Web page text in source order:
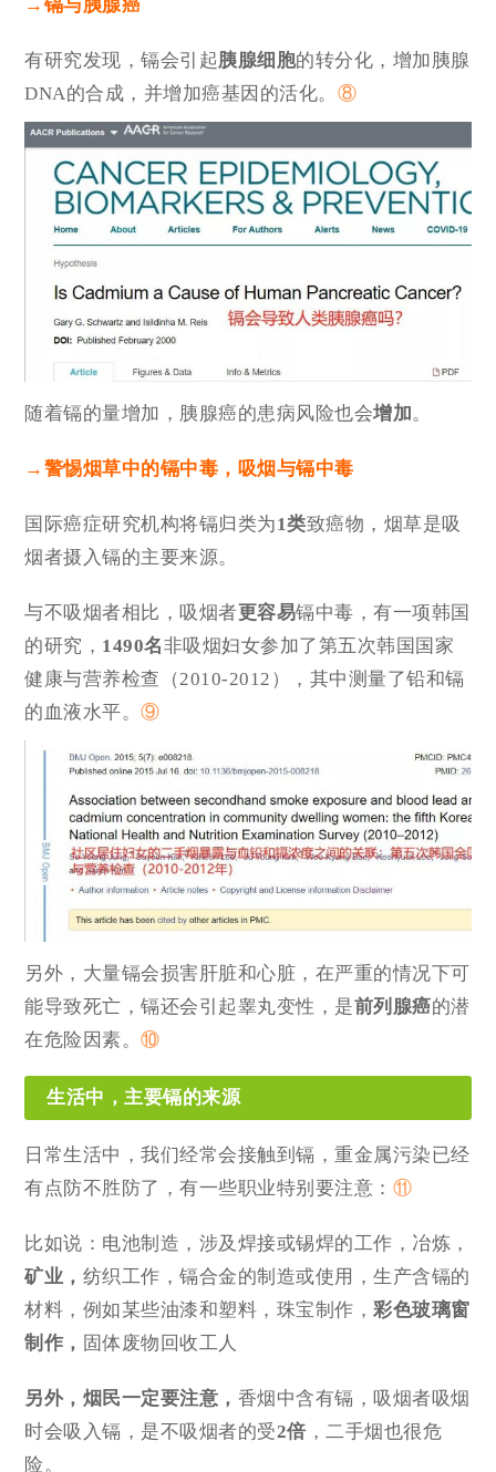
→镉与胰腺癌
有研究发现，镉会引起胰腺细胞的转分化，增加胰腺
DNA的合成，并增加癌基因的活化。 ⑧
随着镉的量增加，胰腺癌的患病风险也会增加。
→警惕烟草中的镉中毒，吸烟与镉中毒
国际癌症研究机构将镉归类为1类致癌物，烟草是吸
烟者摄入镉的主要来源。
与不吸烟者相比，吸烟者更容易镉中毒，有一项韩国
的研究， 1490名非吸烟妇女参加了第五次韩国国家
健康与营养检查（2010-2012），其中测量了铅和镉
的血液水平。⑨
另外，大量镉会损害肝脏和心脏，在严重的情况下可
能导致死亡，镉还会引起睾丸变性，是前列腺癌的潜
在危险因素。⑩
生活中，主要镉的来源
日常生活中，我们经常会接触到镉，重金属污染已经
有点防不胜防了，有一些职业特别要注意： ⑪
比如说：电池制造，涉及焊接或锡焊的工作，冶炼，
矿业， 纺织工作，镉合金的制造或使用，生产含镉的
材料，例如某些油漆和塑料，珠宝制作，彩色玻璃窗
制作， 固体废物回收工人
另外，烟民一定要注意， 香烟中含有镉，吸烟者吸烟
时会吸入镉，是不吸烟者的受2倍 ，二手烟也很危
险。